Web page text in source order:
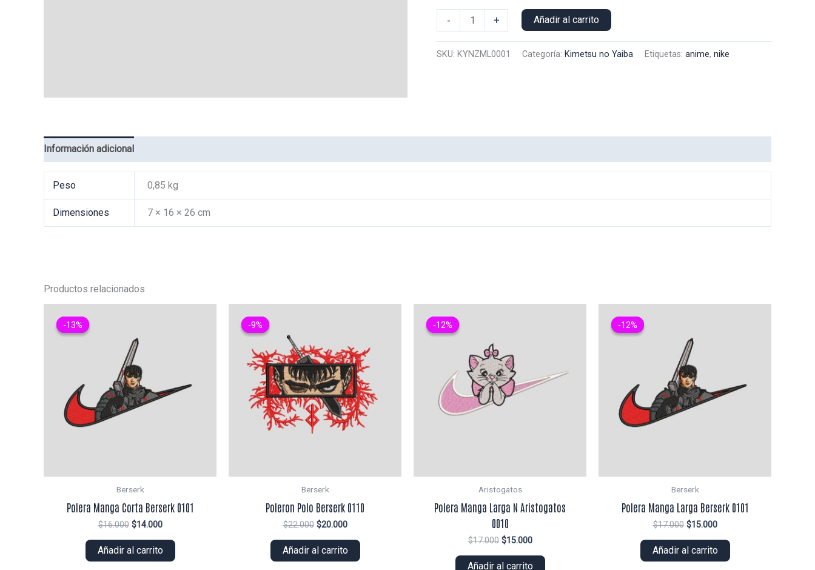
-
Manga
Larga
+ Añadir al carrito
SKU: KYNZML0001 Categoría: Kimetsu no Yaiba Etiquetas: anime, nike
Información adicional
Peso 0,85 kg
Dimensiones 7 × 16 × 26 cm
Productos relacionados
-13%
-13%
Berserk
Polera Manga Corta Berserk 0101
$16.000 El
original
era:
$14.000El
actual
es:
Añadir al carrito
-9%
-9%
Berserk
Poleron Polo Berserk 0110
$22.000 El
original
era:
$20.000El
actual
es:
Añadir al carrito
-12%
-12%
Aristogatos
Polera Manga Larga N Aristogatos
0010
$17.000 El
original
$15.000El
actual
Añadir al carrito
-12%
-12%
Berserk
Polera Manga Larga Berserk 0101
$17.000 El
original
era:
$15.000El
actual
es:
Añadir al carrito